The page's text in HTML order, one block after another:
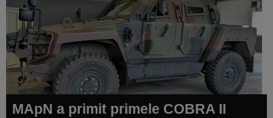
MApN a primit primele COBRA II